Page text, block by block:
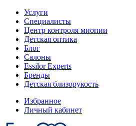
Услуги
Специалисты
Центр контроля миопии
Детская оптика
Блог
Салоны
Essilor Experts
Бренды
Детская близорукость
Избранное
Личный кабинет